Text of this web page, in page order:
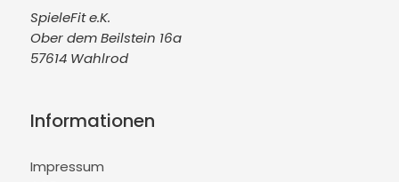
SpieleFit e.K.
Ober dem Beilstein 16a
57614 Wahlrod
Informationen
Impressum